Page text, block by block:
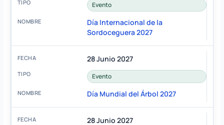
Evento
Día Internacional de la
Sordoceguera 2027
28 Junio 2027
Evento
Día Mundial del Árbol 2027
28 Junio 2027